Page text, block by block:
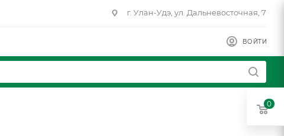
г. Улан-Удэ, ул. Дальневосточная, 7
ВОЙТИ
0